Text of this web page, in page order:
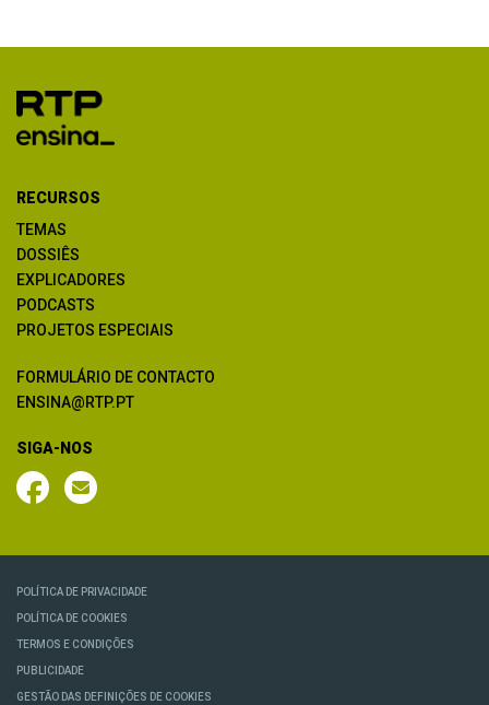
RECURSOS
TEMAS
DOSSIÊS
EXPLICADORES
PODCASTS
PROJETOS ESPECIAIS
FORMULÁRIO DE CONTACTO
ENSINA@RTP.PT
SIGA-NOS
POLÍTICA DE PRIVACIDADE
POLÍTICA DE COOKIES
TERMOS E CONDIÇÕES
PUBLICIDADE
GESTÃO DAS DEFINIÇÕES DE COOKIES